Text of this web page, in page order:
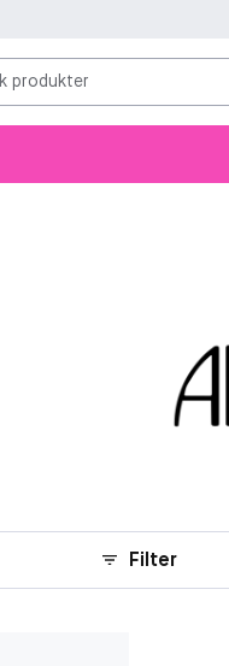
produkter
Filter